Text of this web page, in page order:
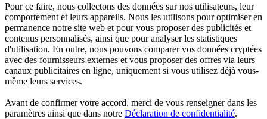
Pour ce faire, nous collectons des données sur nos utilisateurs, leur
comportement et leurs appareils. Nous les utilisons pour optimiser en
permanence notre site web et pour vous proposer des publicités et
contenus personnalisés, ainsi que pour analyser les statistiques
d'utilisation. En outre, nous pouvons comparer vos données cryptées
avec des fournisseurs externes et vous proposer des offres via leurs
canaux publicitaires en ligne, uniquement si vous utilisez déjà vous-
même leurs services.
Avant de confirmer votre accord, merci de vous renseigner dans les
paramètres ainsi que dans notre Déclaration de confidentialité.